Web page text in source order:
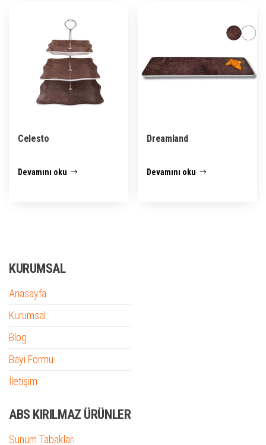
Celesto
Devamını oku
Dreamland
Devamını oku
KURUMSAL
Anasayfa
Kurumsal
Blog
Bayi Formu
İletişim
ABS KIRILMAZ ÜRÜNLER
Sunum Tabakları